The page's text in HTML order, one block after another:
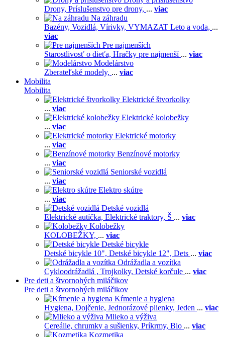
Drony, Príslušenstvo pre drony, ... viac
Na záhradu
Bazény, Vozidlá, Vírivky, VYMAZAT Leto a voda, ...
viac
Pre najmenších
Starostlivosť o dieťa, Hračky pre najmenší ... viac
Modelárstvo
Zberateľské modely, ... viac
Mobilita
Mobilita
Elektrické štvorkolky
... viac
Elektrické kolobežky
... viac
Elektrické motorky
... viac
Benzínové motorky
... viac
Seniorské vozidlá
... viac
Elektro skútre
... viac
Detské vozidlá
Elektrické autíčka, Elektrické traktory, Š ... viac
Kolobežky
KOLOBEŽKY, ... viac
Detské bicykle
Detské bicykle 10", Detské bicykle 12", Dets ... viac
Odrážadla a vozítka
Cykloodrážadlá , Trojkolky, Detské korčule ... viac
Pre deti a štvornohých miláčikov
Pre deti a štvornohých miláčikov
Kŕmenie a hygiena
Hygiena, Dojčenie, Jednorázové plienky, Jeden ... viac
Mlieko a výživa
Cereálie, chrumky a sušienky, Príkrmy, Bio ... viac
Kozmetika